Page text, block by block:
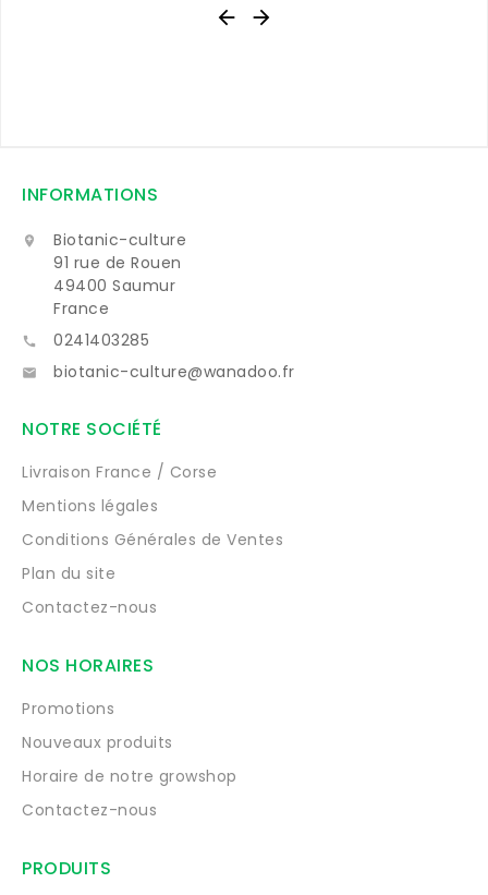
 
INFORMATIONS

Biotanic-culture
91 rue de Rouen
49400 Saumur
France
 0241403285
 biotanic-culture@wanadoo.fr
NOTRE SOCIÉTÉ
Livraison France / Corse
Mentions légales
Conditions Générales de Ventes
Plan du site
Contactez-nous
NOS HORAIRES
Promotions
Nouveaux produits
Horaire de notre growshop
Contactez-nous
PRODUITS